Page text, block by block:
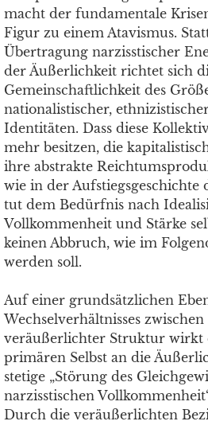
macht der fundamentale
Figur zu einem Atavismus.
Übertragung narzisstischer
der Äußerlichkeit richtet sich
Gemeinschaftlichkeit des
nationalistischer,
Identitäten. Dass diese
mehr besitzen, die
ihre abstrakte
wie in der Aufstiegsgeschichte
tut dem Bedürfnis nach
Vollkommenheit und Stärke
keinen Abbruch, wie im
werden soll.
Auf einer grundsätzlichen
Wechselverhältnisses
veräußerlichter Struktur wirkt
primären Selbst an die
stetige „Störung des
narzisstischen
Durch die veräußerlichten